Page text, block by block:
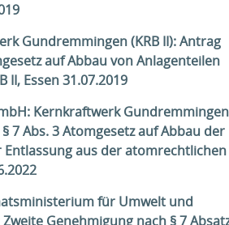
Gundremmingen (KRB II): Antrag
auf Abbau von Anlagenteilen
II, Essen 31.07.2019
Kernkraftwerk Gundremmingen
7 Abs. 3 Atomgesetz auf Abbau der
Entlassung aus der atomrechtlichen
für Umwelt und
Genehmigung nach § 7